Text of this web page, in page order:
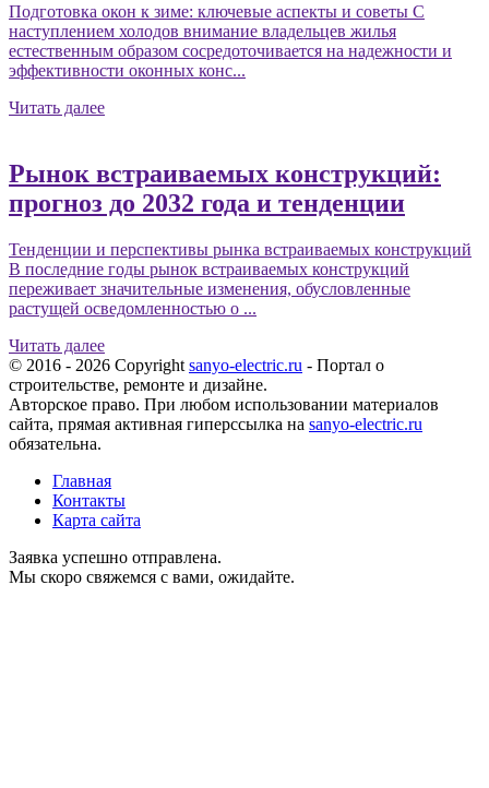
Подготовка окон к зиме: ключевые аспекты и советы С
наступлением холодов внимание владельцев жилья
естественным образом сосредоточивается на надежности и
эффективности оконных конс...
Читать далее
Рынок встраиваемых конструкций:
прогноз до 2032 года и тенденции
Тенденции и перспективы рынка встраиваемых конструкций
В последние годы рынок встраиваемых конструкций
переживает значительные изменения, обусловленные
растущей осведомленностью о ...
Читать далее
© 2016 - 2026 Copyright sanyo-electric.ru - Портал о
строительстве, ремонте и дизайне.
Авторское право. При любом использовании материалов
сайта, прямая активная гиперссылка на sanyo-electric.ru
обязательна.
Главная
Контакты
Карта сайта
Заявка успешно отправлена.
Мы скоро свяжемся с вами, ожидайте.